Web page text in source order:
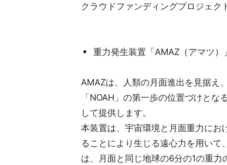
クラウドファンディングプロジェク
重力発生装置「AMAZ（アマツ）
AMAZは、人類の月面進出を見据え
「NOAH」の第一歩の位置づけと
して提供します。
本装置は、宇宙環境と月面重力にお
ることにより生じる遠心力を用い
は、月面と同じ地球の6分の1の重